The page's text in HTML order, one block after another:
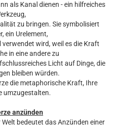
als Kanal dienen - ein hilfreiches
zu bringen. Sie symbolisiert
ein Urelement,
wird, weil es die Kraft
in eine andere zu
Licht auf Dinge, die
bleiben würden.
die metaphorische Kraft, Ihre
umzugestalten.
anzünden
bedeutet das Anzünden einer